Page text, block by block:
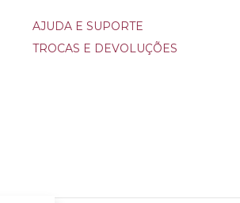
AJUDA E SUPORTE
TROCAS E DEVOLUÇÕES